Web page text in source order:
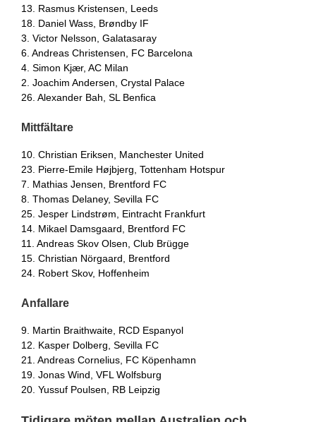
13. Rasmus Kristensen, Leeds
18. Daniel Wass, Brøndby IF
3. Victor Nelsson, Galatasaray
6. Andreas Christensen, FC Barcelona
4. Simon Kjær, AC Milan
2. Joachim Andersen, Crystal Palace
26. Alexander Bah, SL Benfica
Mittfältare
10. Christian Eriksen, Manchester United
23. Pierre-Emile Højbjerg, Tottenham Hotspur
7. Mathias Jensen, Brentford FC
8. Thomas Delaney, Sevilla FC
25. Jesper Lindstrøm, Eintracht Frankfurt
14. Mikael Damsgaard, Brentford FC
11. Andreas Skov Olsen, Club Brügge
15. Christian Nörgaard, Brentford
24. Robert Skov, Hoffenheim
Anfallare
9. Martin Braithwaite, RCD Espanyol
12. Kasper Dolberg, Sevilla FC
21. Andreas Cornelius, FC Köpenhamn
19. Jonas Wind, VFL Wolfsburg
20. Yussuf Poulsen, RB Leipzig